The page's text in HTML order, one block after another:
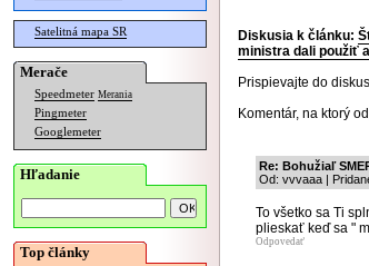
Satelitná mapa SR
Merače
Speedmeter Merania
Pingmeter
Googlemeter
Hľadanie
Top články
Diskusia k článku:
ministra dali použiť
Prispievajte do
Komentár, na ktorý
Re: Bohužiaľ
Od: vvvaaa |
To všetko sa Ti
plieskať keď sa "
Odpovedať